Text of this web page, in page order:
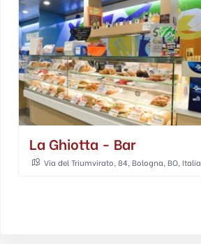
La Ghiotta - Bar
Via del Triumvirato, 84, Bologna, BO, Italia